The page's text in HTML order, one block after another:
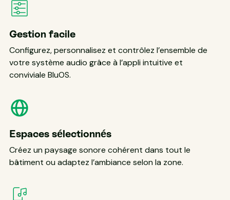
Gestion facile
Configurez, personnalisez et contrôlez l’ensemble de
votre système audio grâce à l’appli intuitive et
conviviale BluOS.
Espaces sélectionnés
Créez un paysage sonore cohérent dans tout le
bâtiment ou adaptez l’ambiance selon la zone.